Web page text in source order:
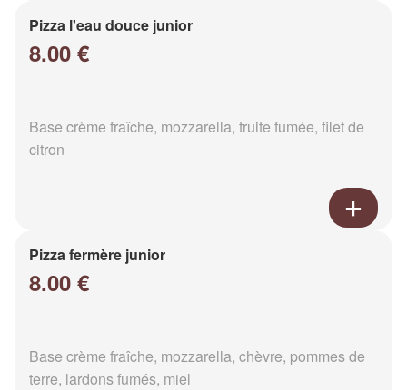
Pizza l'eau douce junior
8.00 €
Base crème fraîche, mozzarella, truite fumée, filet de
citron
Pizza fermère junior
8.00 €
Base crème fraîche, mozzarella, chèvre, pommes de
terre, lardons fumés, miel